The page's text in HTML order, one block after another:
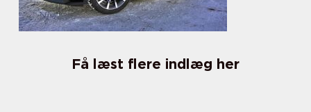
Få læst flere indlæg her